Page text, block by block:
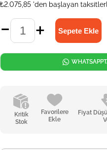
₺2.075,85 'den başlayan
Kritik
Stok
Favorilere
Ekle
Fiyat